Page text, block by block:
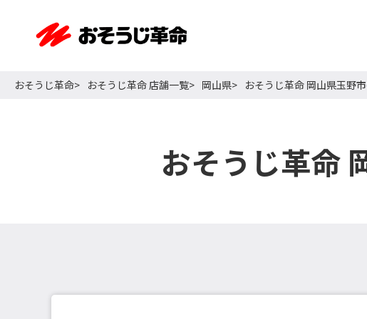
おそうじ革命 おそうじ革命 店舗一覧 岡山県 おそうじ革命 岡山県玉野
おそうじ革命